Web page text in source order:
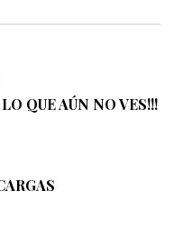
LO QUE AÚN NO VES!!!